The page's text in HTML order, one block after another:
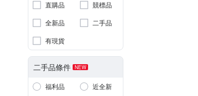
直購品
競標品
全新品
二手品
有現貨
二手品條件 NEW
福利品
近全新